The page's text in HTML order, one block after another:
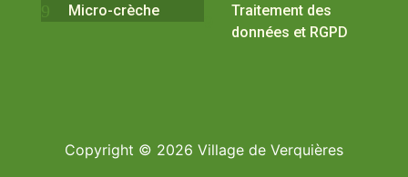
Micro-crèche
Traitement des
données et RGPD
Copyright © 2026 Village de Verquières